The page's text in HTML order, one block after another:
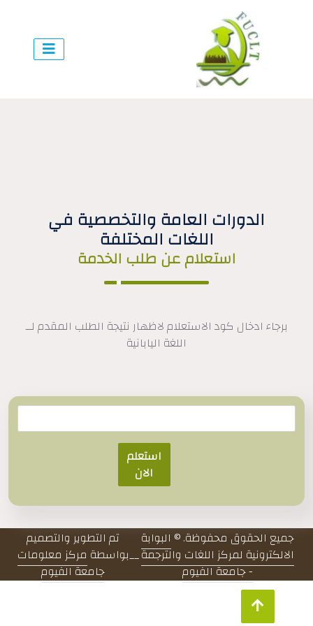
الدورات العامة والتخصصية في
اللغات المختلفة
استعلام عن طلب الخدمة
برجاء ادخال كود الاستعلام لاظهار نتيجة الطلب المقدم لــ
اللغة اليابانية
استعلم
الان
جميع الحقوق محفوظة. ©البوابة
الالكترونية لمركز اللغات والترجمة
- جامعة الفيوم
__
تم التطوير والتصميم
بواسطةمركز معلومات
جامعة الفيوم